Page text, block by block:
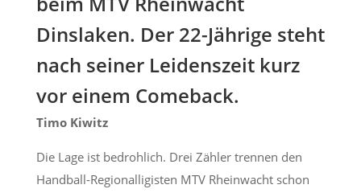
Dinslaken. Der 22-Jährige steht
nach seiner Leidenszeit kurz
vor einem Comeback.
Timo Kiwitz
Die Lage ist bedrohlich. Drei Zähler trennen den
Handball-Regionalligisten MTV Rheinwacht schon